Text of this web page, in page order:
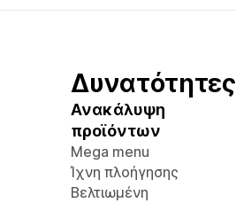
Δυνατότητες
Ανακάλυψη
προϊόντων
Mega menu
Ίχνη πλοήγησης
Βελτιωμένη